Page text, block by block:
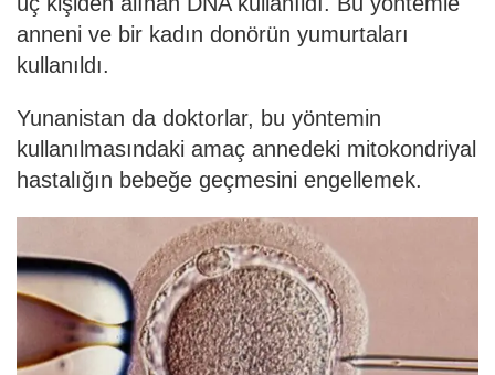
anneni ve bir kadın donörün yumurtaları
kullanıldı.
Yunanistan da doktorlar, bu yöntemin
kullanılmasındaki amaç annedeki mitokondriyal
hastalığın bebeğe geçmesini engellemek.